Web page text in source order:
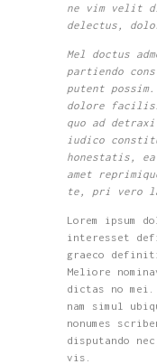
ne vim velit
delectus,
Mel doctus
partiendo
putent
dolore
quo ad
iudico
honestatis, ea
amet
te, pri vero
Lorem ipsum
interesset
graeco
Meliore
dictas no
nam simul
nonumes
disputando
vis.